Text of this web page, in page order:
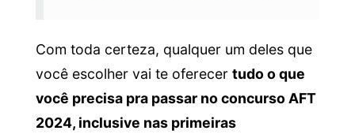
Com toda certeza, qualquer um deles que
você escolher vai te oferecer tudo o que
você precisa pra passar no concurso AFT
2024, inclusive nas primeiras